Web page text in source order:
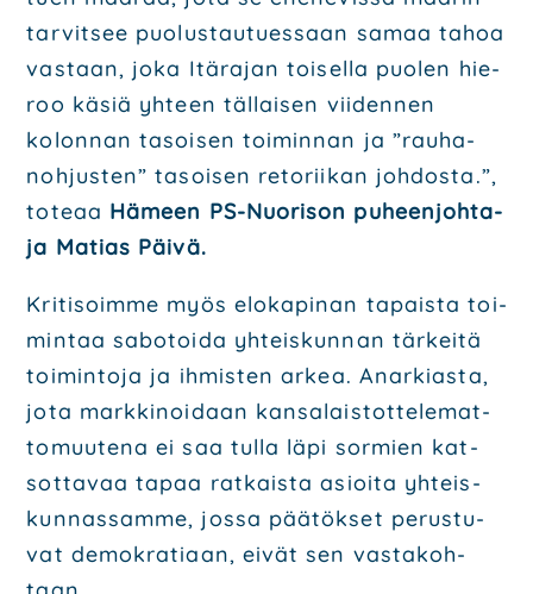
tar­vit­see puo­lus­tau­tues­saan samaa tahoa
vas­taan, joka Itä­ra­jan toi­sel­la puo­len hie­
roo käsiä yhteen täl­lai­sen vii­den­nen
kolon­nan tasoi­sen toi­min­nan ja ”rau­ha­
noh­jus­ten” tasoi­sen reto­rii­kan joh­dos­ta.”,
tote­aa Hämeen PS-Nuo­ri­son puheen­joh­ta­
ja Matias Päi­vä.
Kri­ti­soim­me myös elo­ka­pi­nan tapais­ta toi­
min­taa sabo­toi­da yhteis­kun­nan tär­kei­tä
toi­min­to­ja ja ihmis­ten arkea. Anar­kias­ta,
jota mark­ki­noi­daan kan­sa­lais­tot­te­le­mat­
to­muu­te­na ei saa tul­la läpi sor­mien kat­
sot­ta­vaa tapaa rat­kais­ta asioi­ta yhteis­
kun­nas­sam­me, jos­sa pää­tök­set perus­tu­
vat demo­kra­ti­aan, eivät sen vas­ta­koh­